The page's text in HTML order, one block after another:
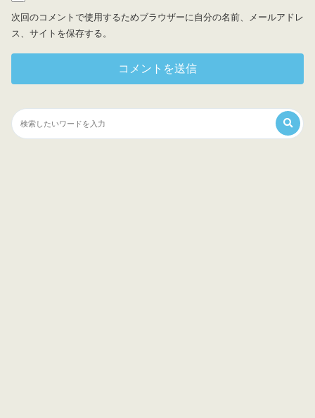
次回のコメントで使用するためブラウザーに自分の名前、メールアドレ
ス、サイトを保存する。